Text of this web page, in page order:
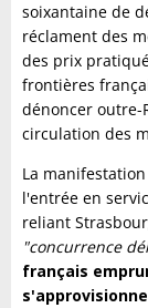
soixantaine de
réclament des
des prix
frontières
dénoncer outre-
circulation des
La
l'entrée en
reliant
"concurrence
français